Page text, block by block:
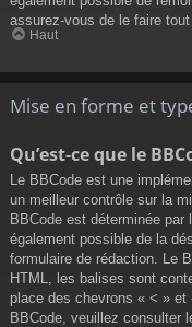
assurez-vous de le faire
Haut
Mise en forme et
Qu’est-ce que le
Le BBCode est une
un meilleur contrôle sur la
BBCode est déterminée
également possible de la
formulaire de rédaction. Le
HTML, les balises sont
place des chevrons « < » et
BBCode, veuillez consulter